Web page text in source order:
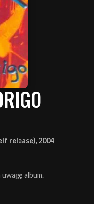
release), 2004
album.